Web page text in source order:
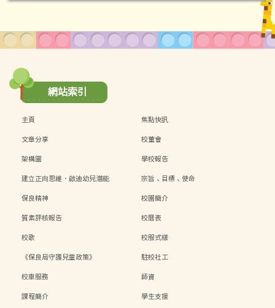
網站索引
主頁
焦點快訊
文章分享
校董會
架構圖
學校報告
建立正向思維．啟迪幼兒潛能
宗旨、目標、使命
保良精神
校園簡介
質素評核報告
校曆表
校歌
校服式樣
《保良局守護兒童政策》
駐校社工
校車服務
師資
課程簡介
學生支援